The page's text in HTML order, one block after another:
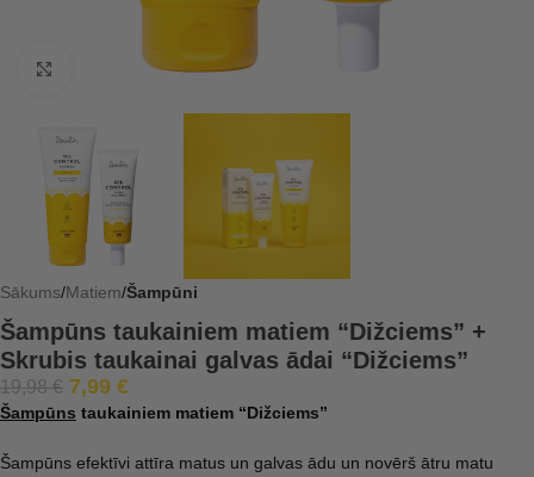
Click to enlarge
Sākums Matiem Šampūni
Šampūns taukainiem matiem “Dižciems” +
Skrubis taukainai galvas ādai “Dižciems”
19,98€ 7,99 €
Šampūns taukainiem matiem “Dižciems”
Šampūns efektīvi attīra matus un galvas ādu un novērš ātru matu